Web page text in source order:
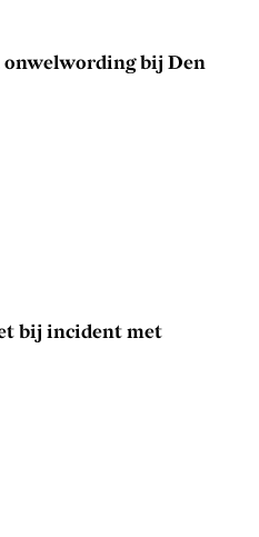
bij Den
bij incident met